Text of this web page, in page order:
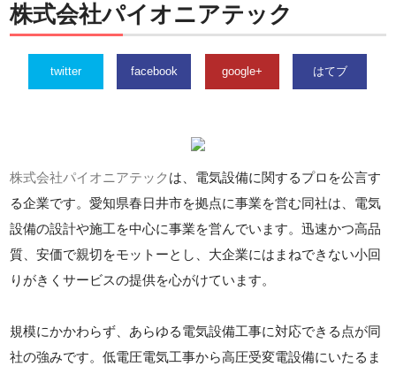
株式会社パイオニアテック
twitter facebook google+ はてブ
株式会社パイオニアテック は、電気設備に関するプロを公言す
る企業です。愛知県春日井市を拠点に事業を営む同社は、電気
設備の設計や施工を中心に事業を営んでいます。迅速かつ高品
質、安価で親切をモットーとし、大企業にはまねできない小回
りがきくサービスの提供を心がけています。
規模にかかわらず、あらゆる電気設備工事に対応できる点が同
社の強みです。低電圧電気工事から高圧受変電設備にいたるま